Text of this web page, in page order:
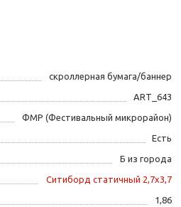
скроллерная бумага/баннер
ART_643
ФМР (Фестивальный микрорайон)
Есть
Б из города
Ситиборд статичный 2,7х3,7
1,86